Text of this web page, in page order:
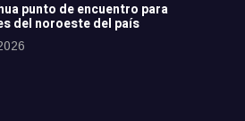
punto de encuentro para
del noroeste del país